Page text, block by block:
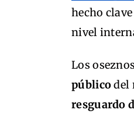
hecho
nivel
Los
públicodel
resguardo